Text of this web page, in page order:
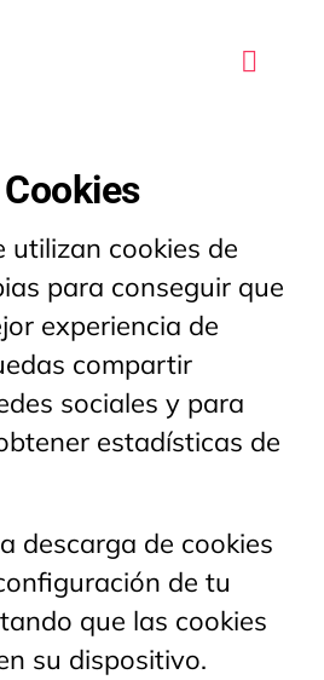
Toggle
utilizan cookies de
para conseguir que
experiencia de
compartir
sociales y para
estadísticas de
descarga de cookies
de tu
que las cookies
su dispositivo.